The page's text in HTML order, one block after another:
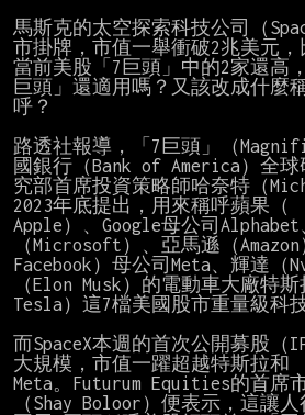
馬斯克的太空探索科技公司（
市掛牌，市值一舉衝破2兆美元，
當前美股「7巨頭」中的2家還高
巨頭」還適用嗎？又該改成什麼
呼？
路透社報導，「7巨頭」（
國銀行（Bank of America）全球
究部首席投資策略師哈奈特（
2023年底提出，用來稱呼蘋果（
Apple）、Google母公司Alphabet
（Microsoft）、亞馬遜（
Facebook）母公司Meta、輝達（
（Elon Musk）的電動車大廠特斯
Tesla）這7檔美國股市重量級科
而SpaceX本週的首次公開募股（
大規模，市值一躍超越特斯拉和
Meta。Futurum Equities的首席
（Shay Boloor）便表示，這讓人